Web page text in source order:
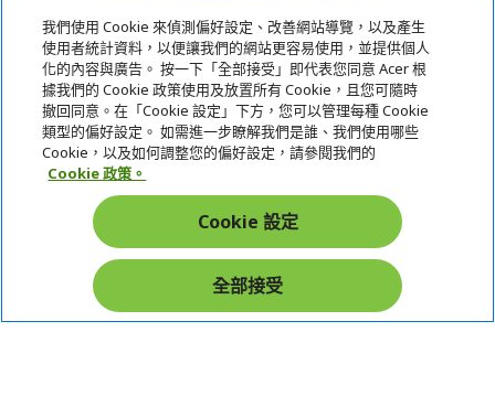
關於宏碁
服務
宏碁網路商城
在社群上追蹤 Acer
我們使用 Cookie 來偵測偏好設定、改善網站導覽，以及產生
使用者統計資料，以便讓我們的網站更容易使用，並提供個人
化的內容與廣告。 按一下「全部接受」即代表您同意 Acer 根
據我們的 Cookie 政策使用及放置所有 Cookie，且您可隨時
撤回同意。在「Cookie 設定」下方，您可以管理每種 Cookie
類型的偏好設定。 如需進一步瞭解我們是誰、我們使用哪些
Cookie，以及如何調整您的偏好設定，請參閱我們的
Cookie 政策。
Cookie 設定
全部接受